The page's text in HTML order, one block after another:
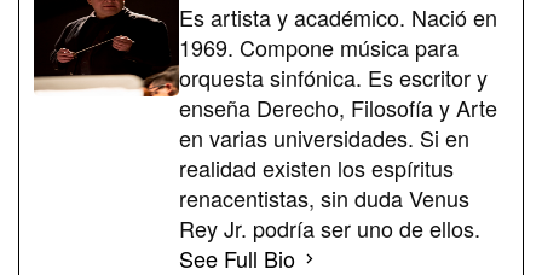
Es artista y académico. Nació en
1969. Compone música para
orquesta sinfónica. Es escritor y
enseña Derecho, Filosofía y Arte
en varias universidades. Si en
realidad existen los espíritus
renacentistas, sin duda Venus
Rey Jr. podría ser uno de ellos.
See Full Bio